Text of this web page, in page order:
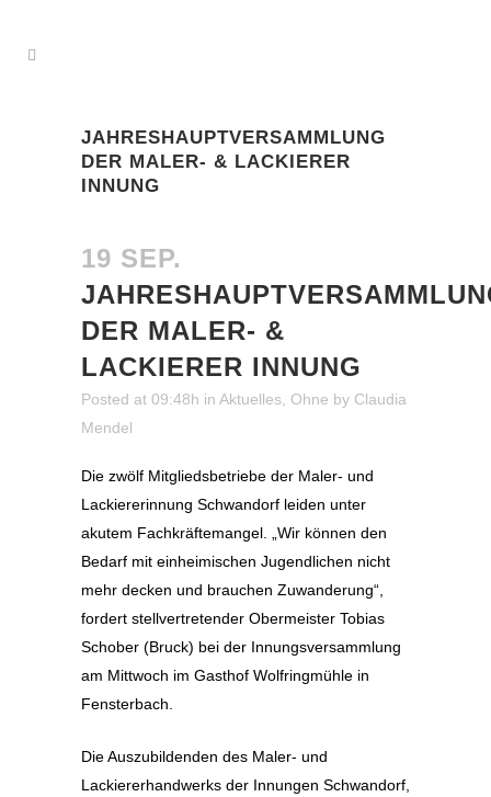
JAHRESHAUPTVERSAMMLUNG
DER MALER- & LACKIERER
INNUNG
19 SEP.
DER MALER- &
LACKIERER INNUNG
Posted at 09:48h in Aktuelles Ohne by Claudia
Mendel
Die zwölf Mitgliedsbetriebe der Maler- und
Lackiererinnung Schwandorf leiden unter
akutem Fachkräftemangel. „Wir können den
Bedarf mit einheimischen Jugendlichen nicht
mehr decken und brauchen Zuwanderung“,
fordert stellvertretender Obermeister Tobias
Schober (Bruck) bei der Innungsversammlung
am Mittwoch im Gasthof Wolfringmühle in
Fensterbach.
Die Auszubildenden des Maler- und
Lackiererhandwerks der Innungen Schwandorf,